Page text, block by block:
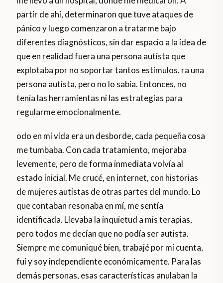
partir de ahí, determinaron que tuve ataques de
pánico y luego comenzaron a tratarme bajo
diferentes diagnósticos, sin dar espacio a la idea de
que en realidad fuera una persona autista que
explotaba por no soportar tantos estímulos. ra una
persona autista, pero no lo sabía. Entonces, no
tenía las herramientas ni las estrategias para
regularme emocionalmente.
odo en mi vida era un desborde, cada pequeña cosa
me tumbaba. Con cada tratamiento, mejoraba
levemente, pero de forma inmediata volvía al
estado inicial. Me crucé, en internet, con historias
de mujeres autistas de otras partes del mundo. Lo
que contaban resonaba en mí, me sentía
identificada. Llevaba la inquietud a mis terapias,
pero todos me decían que no podía ser autista.
Siempre me comuniqué bien, trabajé por mi cuenta,
fui y soy independiente económicamente. Para las
demás personas, esas características anulaban la